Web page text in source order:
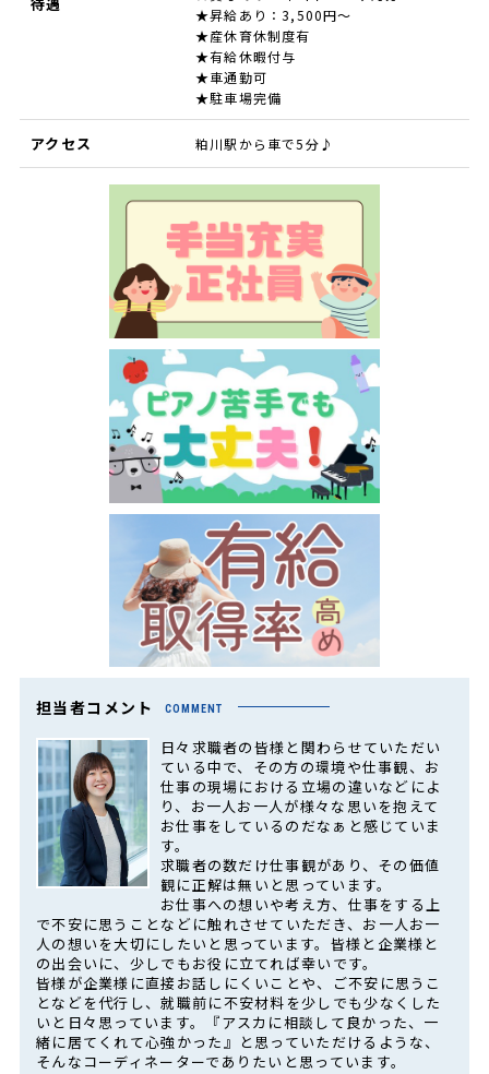
★昇給あり：3,500円～
★産休育休制度有
★有給休暇付与
★車通勤可
★駐車場完備
アクセス 粕川駅から車で5分♪
担当者コメント COMMENT
日々求職者の皆様と関わらせていただい
ている中で、その方の環境や仕事観、お
仕事の現場における立場の違いなどによ
り、お一人お一人が様々な思いを抱えて
お仕事をしているのだなぁと感じていま
す。
求職者の数だけ仕事観があり、その価値
観に正解は無いと思っています。
お仕事への想いや考え方、仕事をする上
で不安に思うことなどに触れさせていただき、お一人お一
人の想いを大切にしたいと思っています。皆様と企業様と
の出会いに、少しでもお役に立てれば幸いです。
皆様が企業様に直接お話しにくいことや、ご不安に思うこ
となどを代行し、就職前に不安材料を少しでも少なくした
いと日々思っています。『アスカに相談して良かった、一
緒に居てくれて心強かった』と思っていただけるような、
そんなコーディネーターでありたいと思っています。